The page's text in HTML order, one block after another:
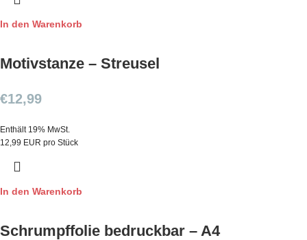
In den Warenkorb
Motivstanze – Streusel
€12,99
Enthält 19% MwSt.
12,99 EUR pro Stück
In den Warenkorb
Schrumpffolie bedruckbar – A4